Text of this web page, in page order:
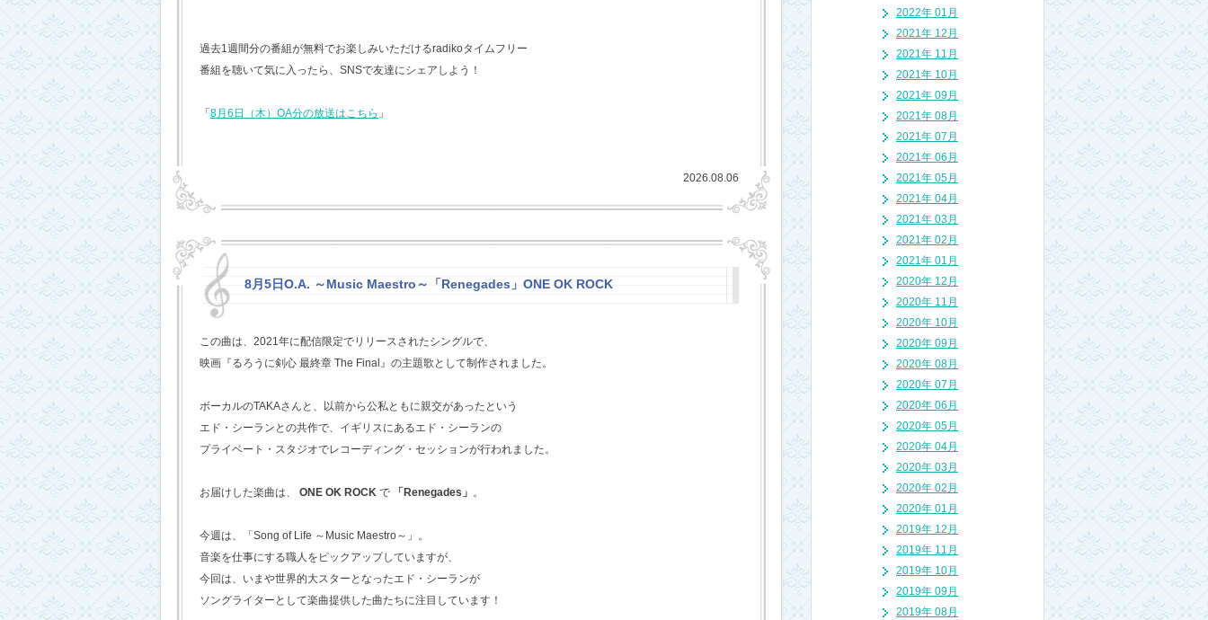
過去1週間分の番組が無料でお楽しみいただけるradikoタイムフリー
番組を聴いて気に入ったら、SNSで友達にシェアしよう！
「 8月6日（木）OA分の放送はこちら 」
2026.08.06
8月5日O.A. ～Music Maestro～「Renegades」ONE OK ROCK
この曲は、2021年に配信限定でリリースされたシングルで、
映画『るろうに剣心 最終章 The Final』の主題歌として制作されました。
ボーカルのTAKAさんと、以前から公私ともに親交があったという
エド・シーランとの共作で、イギリスにあるエド・シーランの
プライベート・スタジオでレコーディング・セッションが行われました。
お届けした楽曲は、 ONE OK ROCK で 「Renegades」 。
今週は、「Song of Life ～Music Maestro～」。
音楽を仕事にする職人をピックアップしていますが、
今回は、いまや世界的大スターとなったエド・シーランが
ソングライターとして楽曲提供した曲たちに注目しています！
2022年 01月
2021年 12月
2021年 11月
2021年 10月
2021年 09月
2021年 08月
2021年 07月
2021年 06月
2021年 05月
2021年 04月
2021年 03月
2021年 02月
2021年 01月
2020年 12月
2020年 11月
2020年 10月
2020年 09月
2020年 08月
2020年 07月
2020年 06月
2020年 05月
2020年 04月
2020年 03月
2020年 02月
2020年 01月
2019年 12月
2019年 11月
2019年 10月
2019年 09月
2019年 08月